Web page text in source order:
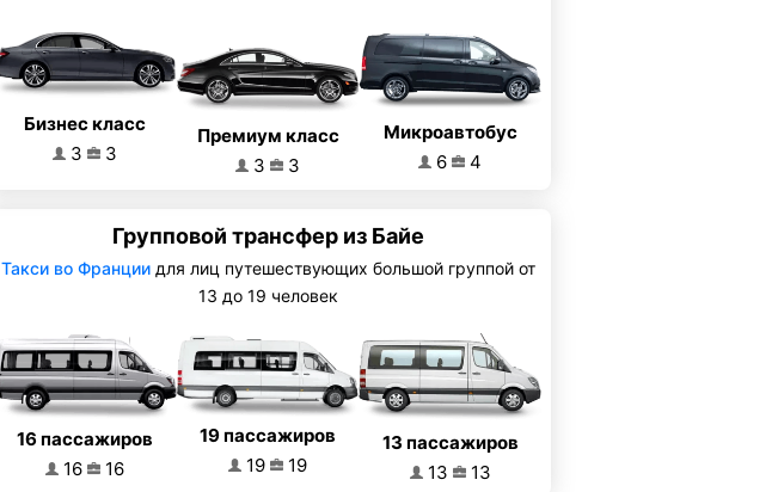
Бизнес класс
3
3
Премиум класс
3
3
Микроавтобус
6
4
Групповой трансфер из Байе
Такси во Франциидля лиц путешествующих большой группой от
13 до 19 человек
16 пассажиров
16
16
19 пассажиров
19
19
13 пассажиров
13
13